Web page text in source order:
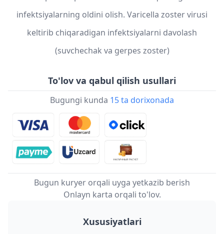
infektsiyalarning oldini olish. Varicella zoster virusi
keltirib chiqaradigan infektsiyalarni davolash
(suvchechak va gerpes zoster)
To'lov va qabul qilish usullari
Bugungi kunda 15 ta dorixonada
Bugun kuryer orqali uyga yetkazib berish
Onlayn karta orqali to'lov.
Xususiyatlari